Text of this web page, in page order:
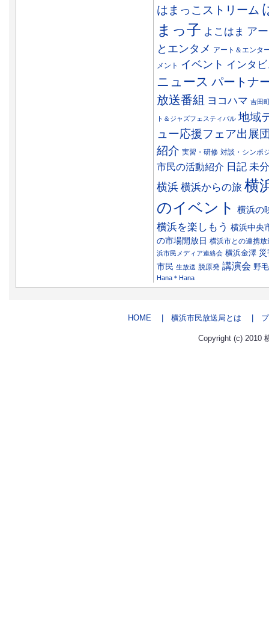
はまっこストリーム
まっ子 よこはま ア
とエンタメ アート＆エンタ
メント
イベント インタ
ニュース パートナ
放送番組 ヨコハマ 吉田
ト＆ジャズフェスティバル 地域
ュー応援フェア出展
紹介 実習・研修 対談・シンポ
市民の活動紹介 日記 未
横浜 横浜からの旅 横
のイベント
横浜の
横浜を楽しもう 横浜中央
の市場開放日 横浜市との連携放
浜市民メディア連絡会 横浜金澤
市民 生放送 脱原発 講演会 野毛
Hana＊Hana
HOME | 横浜市民放送局とは | プ
Copyright (c) 2010